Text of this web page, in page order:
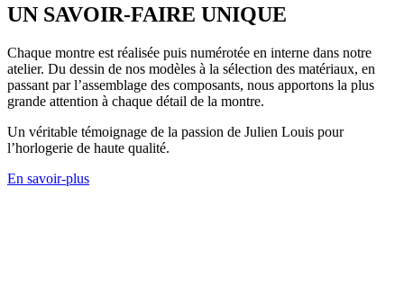
UN SAVOIR-FAIRE UNIQUE
Chaque montre est réalisée puis numérotée en interne dans notre
atelier. Du dessin de nos modèles à la sélection des matériaux, en
passant par l’assemblage des composants, nous apportons la plus
grande attention à chaque détail de la montre.
Un véritable témoignage de la passion de Julien Louis pour
l’horlogerie de haute qualité.
En savoir-plus